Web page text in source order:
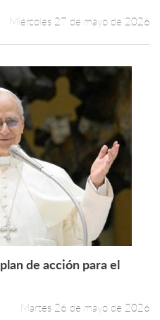
Miércoles 27 de mayo de 2026
Leer más +
de acción para el
Martes 26 de mayo de 2026